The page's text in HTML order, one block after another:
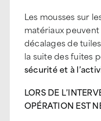
Les mousses sur
matériaux
décalages de
la suite des fuites
sécurité et à
LORS DE
OPÉRATION EST